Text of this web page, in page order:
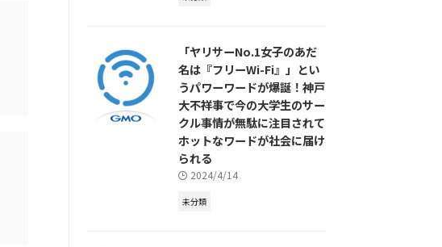
「ヤリサーNo.1女子のあだ
名は『フリーWi-Fi』」とい
うパワーワードが爆誕！神戸
大不祥事で今の大学生のサー
クル事情が無駄に注目されて
ホットなワードが社会に届け
られる
2024/4/14
未分類